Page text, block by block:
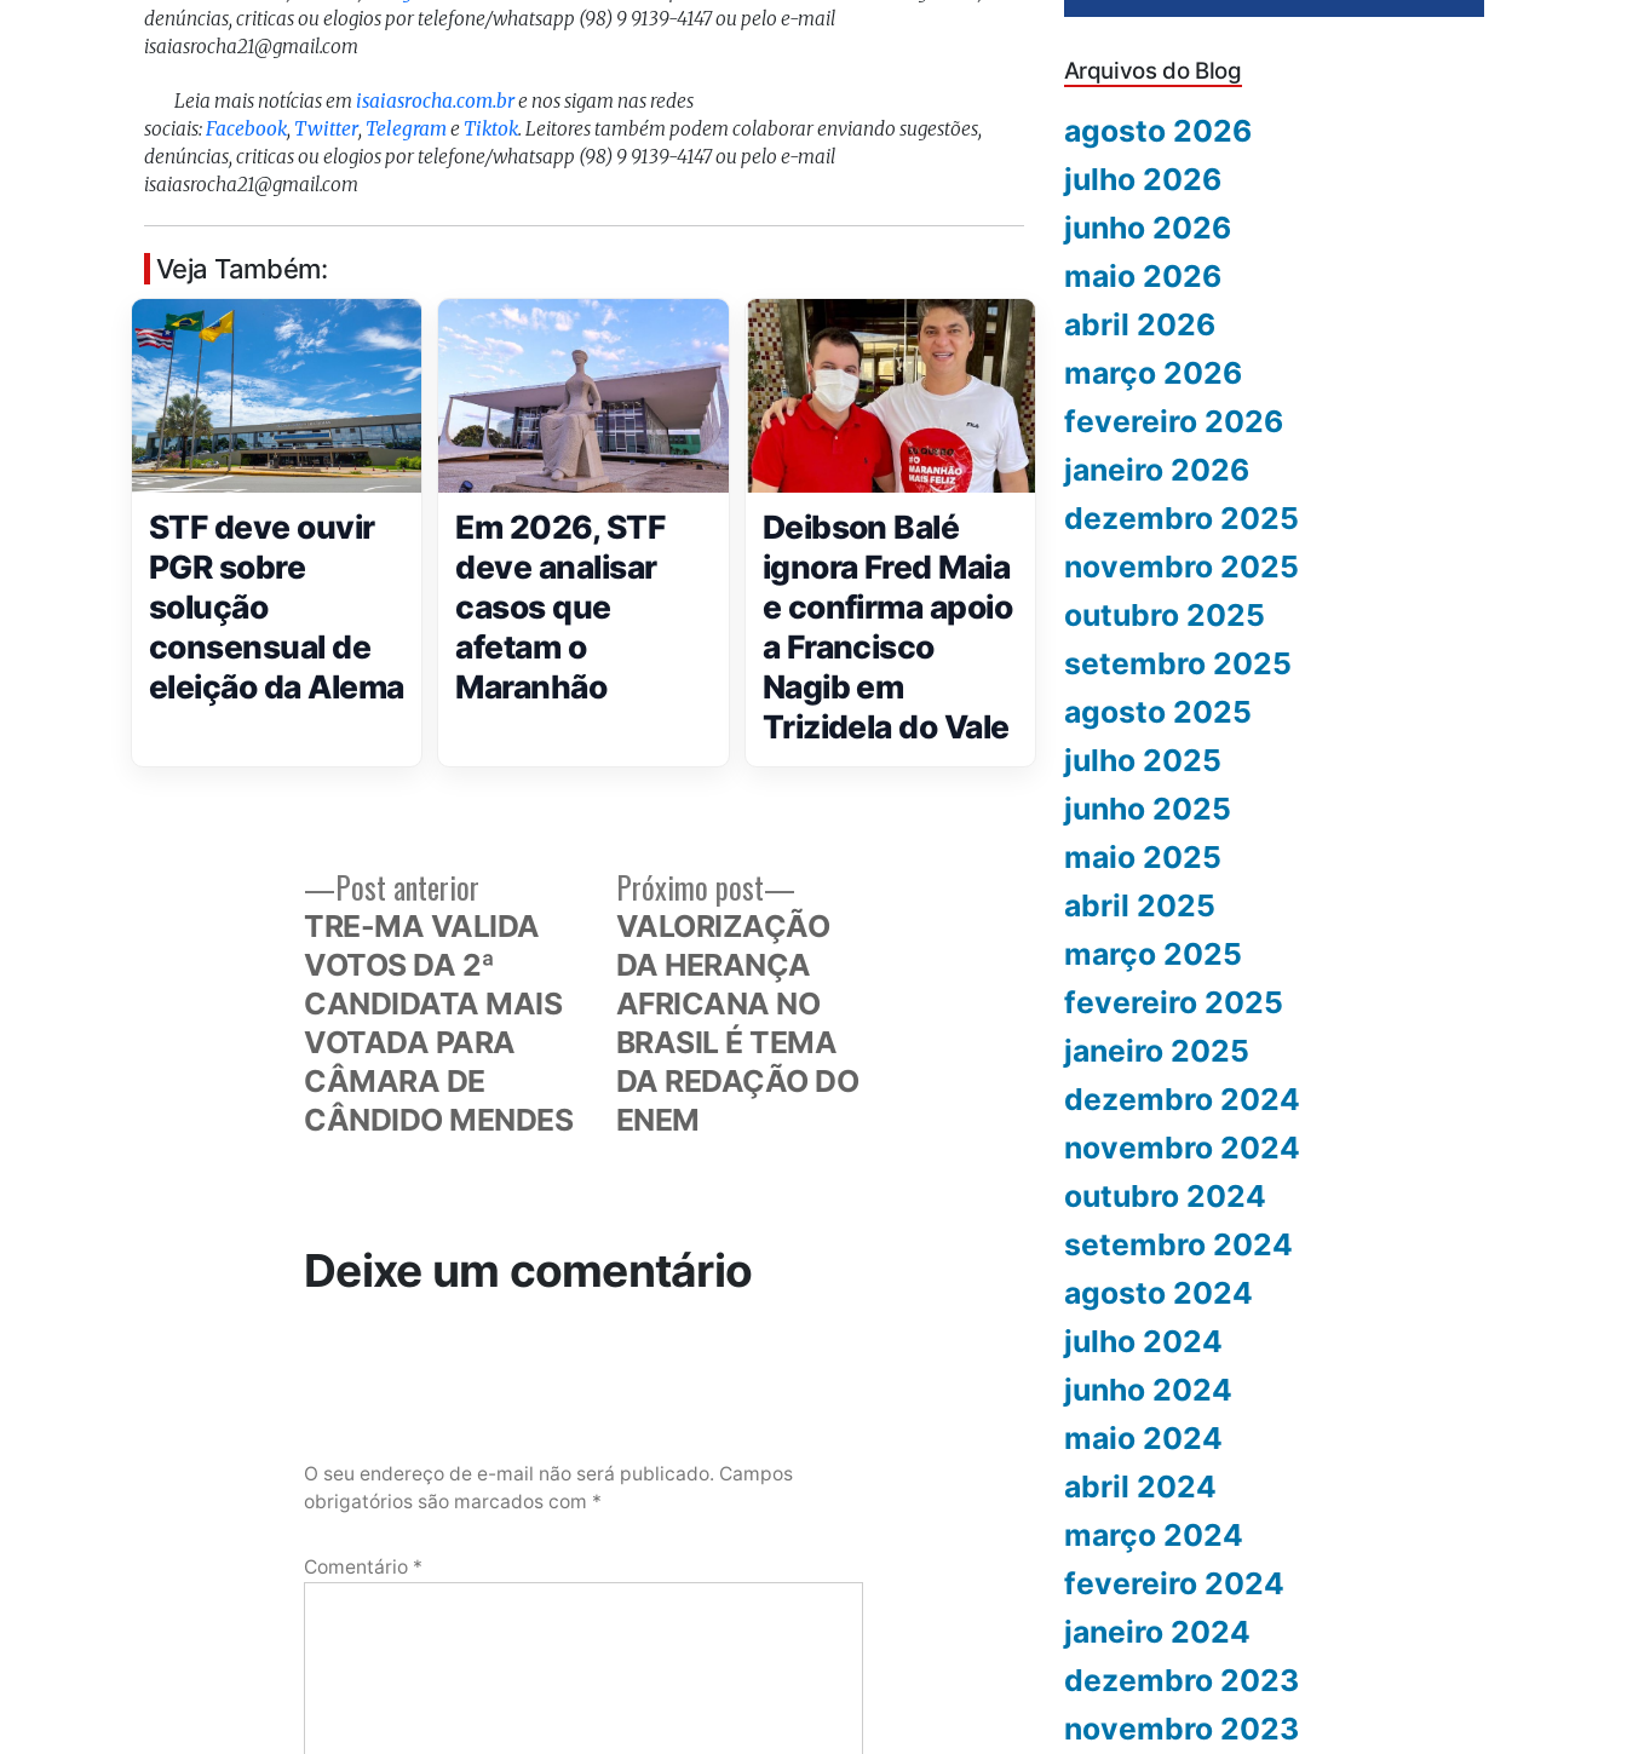
denúncias, criticas ou elogios por telefone/whatsapp (98) 9 9139-4147 ou pelo e-mail
isaiasrocha21@gmail.com
Leia mais notícias em isaiasrocha.com.bre nos sigam nas redes
sociais:Facebook, Twitter, Telegrame Tiktok. Leitores também podem colaborar enviando sugestões,
denúncias, criticas ou elogios por telefone/whatsapp (98) 9 9139-4147 ou pelo e-mail
isaiasrocha21@gmail.com
Veja Também:
STF deve ouvir
PGR sobre
solução
consensual de
eleição da Alema
Em 2026, STF
deve analisar
casos que
afetam o
Maranhão
Deibson Balé
ignora Fred Maia
e confirma apoio
a Francisco
Nagib em
Trizidela do Vale
Navegação
Post anterior
anterior:
TRE-MA VALIDA
VOTOS DA 2ª
CANDIDATA MAIS
VOTADA PARA
CÂMARA DE
CÂNDIDO MENDES
Próximo post
Próximo
post:
VALORIZAÇÃO
DA HERANÇA
AFRICANA NO
BRASIL É TEMA
DA REDAÇÃO DO
ENEM
Deixe um comentário
O seu endereço de e-mail não será publicado. Campos
obrigatórios são marcados com *
Comentário *
Arquivos do Blog
agosto 2026
julho 2026
junho 2026
maio 2026
abril 2026
março 2026
fevereiro 2026
janeiro 2026
dezembro 2025
novembro 2025
outubro 2025
setembro 2025
agosto 2025
julho 2025
junho 2025
maio 2025
abril 2025
março 2025
fevereiro 2025
janeiro 2025
dezembro 2024
novembro 2024
outubro 2024
setembro 2024
agosto 2024
julho 2024
junho 2024
maio 2024
abril 2024
março 2024
fevereiro 2024
janeiro 2024
dezembro 2023
novembro 2023